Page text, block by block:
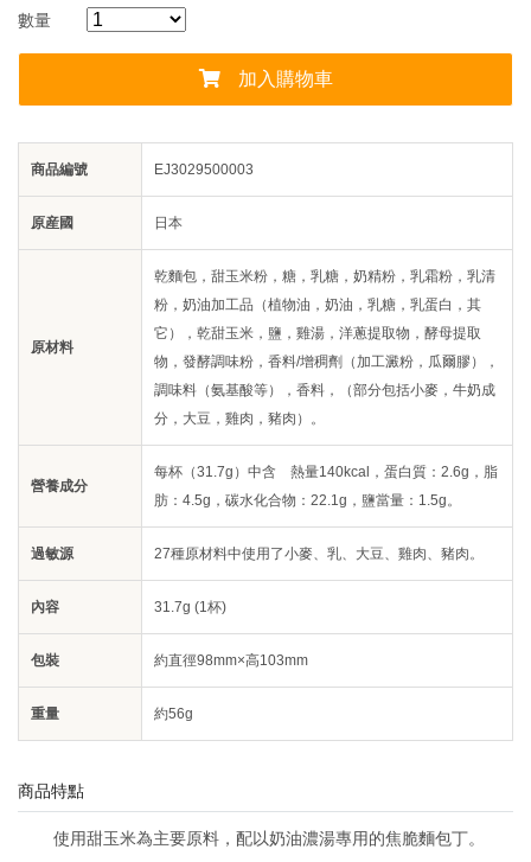
數量
加入購物車
商品編號 EJ3029500003
原産國 日本
原材料
乾麵包，甜玉米粉，糖，乳糖，奶精粉，乳霜粉，乳清
粉，奶油加工品（植物油，奶油，乳糖，乳蛋白，其
它），乾甜玉米，鹽，雞湯，洋蔥提取物，酵母提取
物，發酵調味粉，香料/增稠劑（加工澱粉，瓜爾膠），
調味料（氨基酸等），香料，（部分包括小麥，牛奶成
分，大豆，雞肉，豬肉）。
營養成分
每杯（31.7g）中含 熱量140kcal，蛋白質：2.6g，脂
肪：4.5g，碳水化合物：22.1g，鹽當量：1.5g。
過敏源 27種原材料中使用了小麥、乳、大豆、雞肉、豬肉。
內容 31.7g (1杯)
包裝 約直徑98mm×高103mm
重量 約56g
商品特點
使用甜玉米為主要原料，配以奶油濃湯專用的焦脆麵包丁。